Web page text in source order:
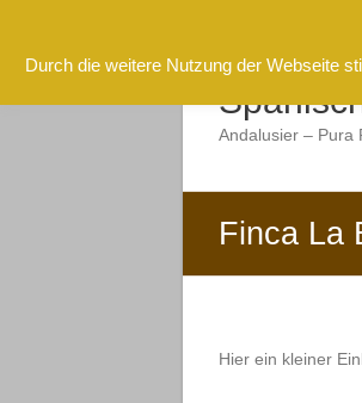
Zum
springen
Andalusier – Pura
Finca La
Hier ein kleiner
Durch die weitere Nutzung der Webseite